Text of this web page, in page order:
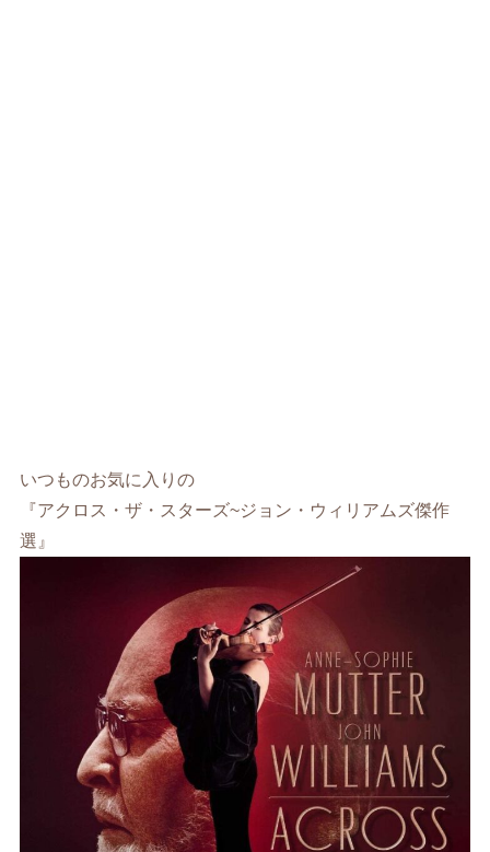
いつものお気に入りの
『アクロス・ザ・スターズ~ジョン・ウィリアムズ傑作
選』